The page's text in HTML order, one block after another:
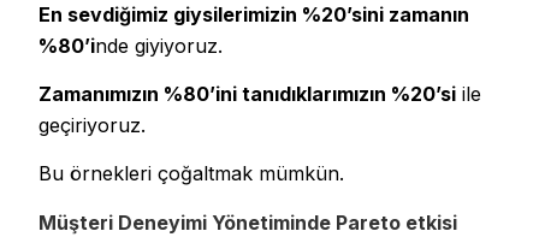
En sevdiğimiz giysilerimizin %20’sini zamanın
%80’inde giyiyoruz.
Zamanımızın %80’ini tanıdıklarımızın %20’si ile
geçiriyoruz.
Bu örnekleri çoğaltmak mümkün.
Müşteri Deneyimi Yönetiminde Pareto etkisi